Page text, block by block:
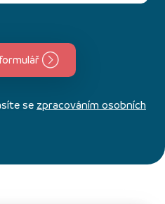
se zpracováním osobních